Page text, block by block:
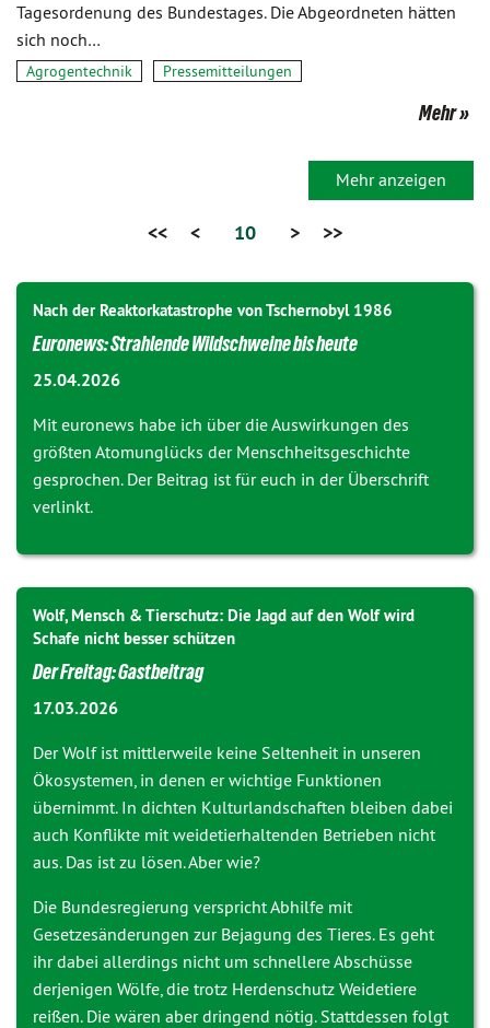
Tagesordenung des Bundestages. Die Abgeordneten hätten
sich noch…
Agrogentechnik Pressemitteilungen
Mehr
Mehr anzeigen
<< < 10 > >>
Nach der Reaktorkatastrophe von Tschernobyl 1986
Euronews: Strahlende Wildschweine bis heute
25.04.2026
Mit euronews habe ich über die Auswirkungen des
größten Atomunglücks der Menschheitsgeschichte
gesprochen. Der Beitrag ist für euch in der Überschrift
verlinkt.
Wolf, Mensch & Tierschutz: Die Jagd auf den Wolf wird
Schafe nicht besser schützen
Der Freitag: Gastbeitrag
17.03.2026
Der Wolf ist mittlerweile keine Seltenheit in unseren
Ökosystemen, in denen er wichtige Funktionen
übernimmt. In dichten Kulturlandschaften bleiben dabei
auch Konflikte mit weidetierhaltenden Betrieben nicht
aus. Das ist zu lösen. Aber wie?
Die Bundesregierung verspricht Abhilfe mit
Gesetzesänderungen zur Bejagung des Tieres. Es geht
ihr dabei allerdings nicht um schnellere Abschüsse
derjenigen Wölfe, die trotz Herdenschutz Weidetiere
reißen. Die wären aber dringend nötig. Stattdessen folgt